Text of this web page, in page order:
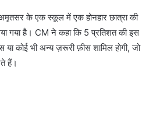
के एक स्कूल में एक होनहार छात्रा की
गया है। CM ने कहा कि 5 प्रतिशत की इस
कोई भी अन्य ज़रूरी फ़ीस शामिल होगी, जो
हैं।